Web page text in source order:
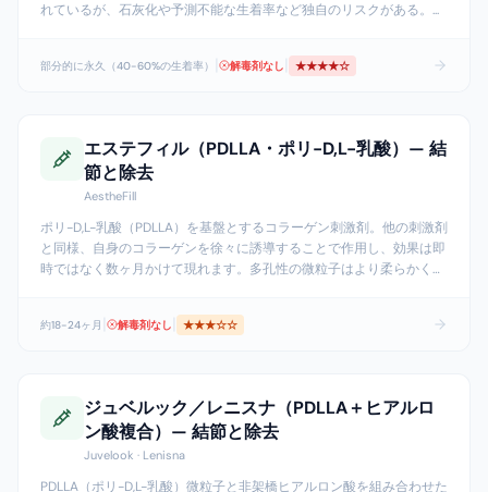
れているが、石灰化や予測不能な生着率など独自のリスクがある。 ...
部分的に永久（40-60%の生着率） 解毒剤なし ★★★★☆
エステフィル（PDLLA・ポリ-D,L-乳酸）— 結
節と除去
AestheFill
ポリ-D,L-乳酸（PDLLA）を基盤とするコラーゲン刺激剤。他の刺激剤
と同様、自身のコラーゲンを徐々に誘導することで作用し、効果は即
時ではなく数ヶ月かけて現れます。多孔性の微粒子はより柔らかく均
約18-24ヶ月 解毒剤なし ★★★☆☆
ジュベルック／レニスナ（PDLLA＋ヒアルロ
ン酸複合）— 結節と除去
Juvelook · Lenisna
PDLLA（ポリ-D,L-乳酸）微粒子と非架橋ヒアルロン酸を組み合わせた